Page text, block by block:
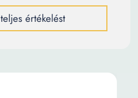
értékelést